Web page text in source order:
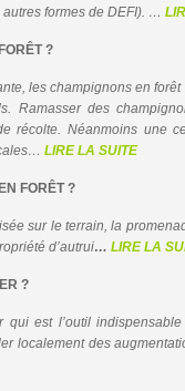
formes de DEFI). …
?
les champignons en forêt
Ramasser des
récolte. Néanmoins une
LIRE LA SUITE
FORÊT ?
sur le terrain, la
d’autrui… LIRE LA
?
est l’outil
localement des